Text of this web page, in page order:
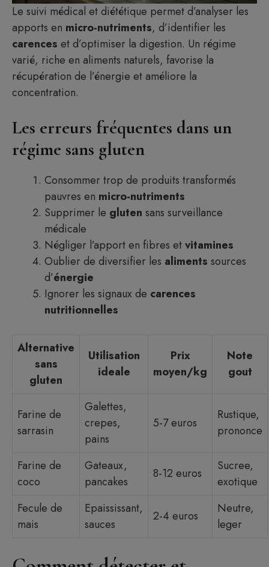
Le suivi médical et diététique permet d’analyser les
apports en micro-nutriments, d’identifier les
carences et d’optimiser la digestion. Un régime
varié, riche en aliments naturels, favorise la
récupération de l’énergie et améliore la
concentration.
Les erreurs fréquentes dans un
régime sans gluten
Consommer trop de produits transformés
pauvres en micro-nutriments
Supprimer le gluten sans surveillance
médicale
Négliger l’apport en fibres etvitamines
Oublier de diversifier les aliments sources
d’énergie
Ignorer les signaux de carences
nutritionnelles
Alternative
sans
gluten
Utilisation
ideale
Prix
moyen/kg
Note
gout
Farine de
sarrasin
Galettes,
crepes,
pains
5-7 euros
Rustique,
prononce
Farine de
coco
Gateaux,
pancakes
8-12 euros
Sucree,
exotique
Fecule de
mais
Epaississant,
sauces
2-4 euros
Neutre,
leger